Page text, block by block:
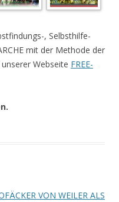
, Selbsthilfe-
mit der Methode der
Webseite FREE-
VON WEILER ALS